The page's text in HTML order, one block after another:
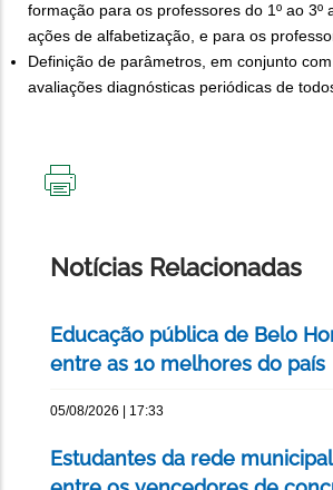
formação para os professores do 1º ao 3º
ações de alfabetização, e para os
Definição de parâmetros, em conjunto
avaliações diagnósticas periódicas de
Notícias Relacionadas
Educação pública de Belo
entre as 10 melhores do país
05/08/2026 | 17:33
Estudantes da rede